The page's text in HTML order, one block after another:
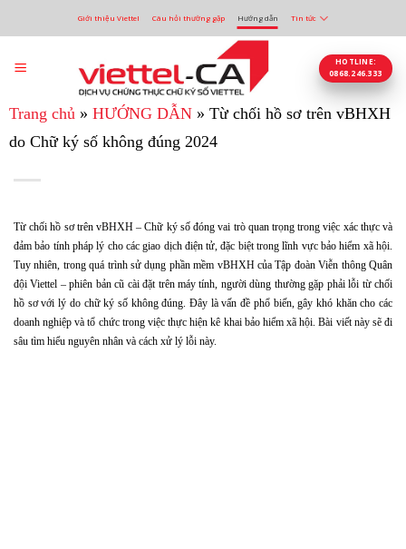
nội
Giới thiệu Viettel Câu hỏi thường gặp Hướng dẫn Tin tức
HOTLINE:
0868.246.333
Trang chủ» HƯỚNG DẪN» Từ chối hồ sơ trên vBHXH
do Chữ ký số không đúng 2024
Từ chối hồ sơ trên vBHXH – Chữ ký số đóng vai trò quan trọng trong việc xác thực và
đảm bảo tính pháp lý cho các giao dịch điện tử, đặc biệt trong lĩnh vực bảo hiểm xã hội.
Tuy nhiên, trong quá trình sử dụng phần mềm vBHXH của Tập đoàn Viễn thông Quân
đội Viettel – phiên bản cũ cài đặt trên máy tính, người dùng thường gặp phải lỗi từ chối
hồ sơ với lý do chữ ký số không đúng. Đây là vấn đề phổ biến, gây khó khăn cho các
doanh nghiệp và tổ chức trong việc thực hiện kê khai bảo hiểm xã hội. Bài viết này sẽ đi
sâu tìm hiểu nguyên nhân và cách xử lý lỗi này.